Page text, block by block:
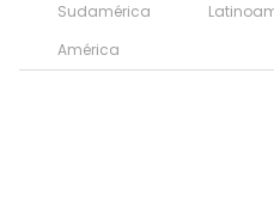
Sudamérica
América